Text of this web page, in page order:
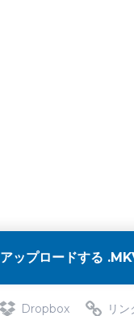
アップロードする
Dropbox リン